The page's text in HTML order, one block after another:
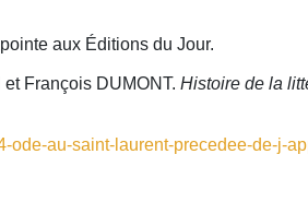
aux Éditions du Jour.
François DUMONT. Histoire de la
ode-au-saint-laurent-precedee-de-j-